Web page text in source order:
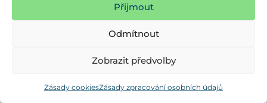
Přijmout
Odmítnout
Zobrazit předvolby
Zásady cookiesZásady zpracování osobních údajů
BS 8,5 / 13